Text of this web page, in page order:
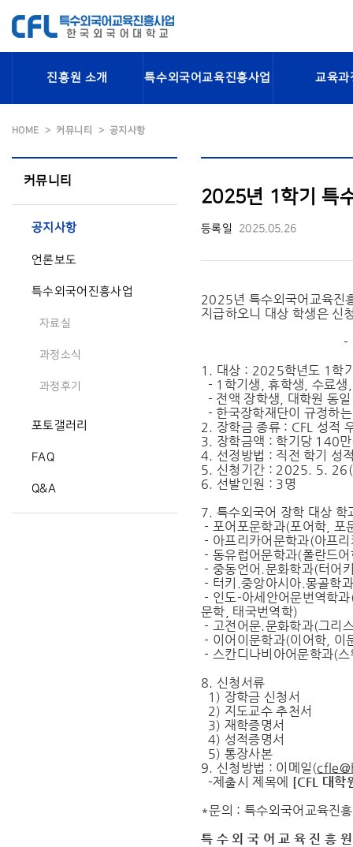
진흥원 소개 특수외국어교육진흥사업 교육과
HOME 커뮤니티 공지사항
커뮤니티
공지사항
언론보도
특수외국어진흥사업
자료실
과정소식
과정후기
포토갤러리
FAQ
Q&A
2025년 1학기 특
등록일 2025.05.26
2025년 특수외국어교육진
지급하오니 대상 학생은 신
- 아
1. 대상 : 2025학년도 1학
- 1학기생, 휴학생, 수료생
- 전액 장학생, 대학원 동
- 한국장학재단이 규정하는
2. 장학금 종류 : CFL 성적
3. 장학금액 : 학기당 140
4. 선정방법 : 직전 학기 성
5. 신청기간 : 2025. 5.
6. 선발인원 : 3명
7. 특수외국어 장학 대상 학
- 포어포문학과(포어학, 포
- 아프리카어문학과(아프
- 동유럽어문학과(폴란드
- 중동언어.문화학과(터어
- 터키.중앙아시아.몽골학
- 인도-아세안어문번역학
문학, 태국번역학)
- 고전어문.문화학과(그리
- 이어이문학과(이어학, 이
- 스칸디나비아어문학과(
8. 신청서류
1) 장학금 신청서
2) 지도교수 추천서
3) 재학증명서
4) 성적증명서
5) 통장사본
9. 신청방법 : 이메일(
-제출시 제목에 [CFL 대학
*문의 : 특수외국어교육
특 수 외 국 어 교 육 진 흥 원